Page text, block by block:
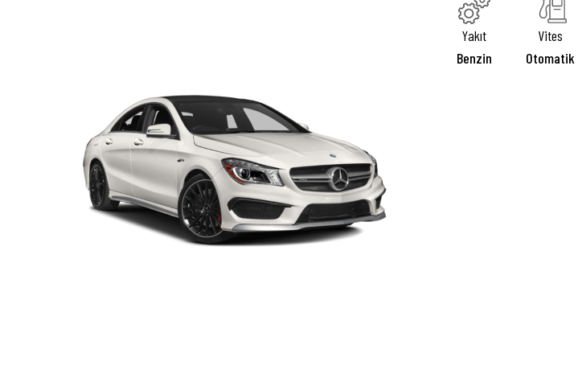
Yakıt
Benzin
Vites
Otomatik